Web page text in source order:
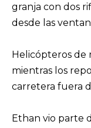
granja con dos
desde las
Helicópteros de
mientras los
carretera fuera
Ethan vio parte